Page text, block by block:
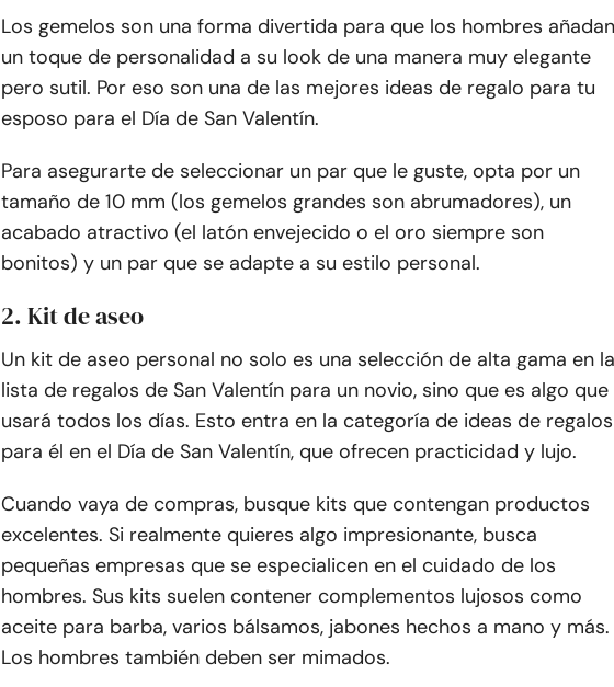
Los gemelos son una forma divertida para que los hombres añadan
un toque de personalidad a su look de una manera muy elegante
pero sutil. Por eso son una de las mejores ideas de regalo para tu
esposo para el Día de San Valentín.
Para asegurarte de seleccionar un par que le guste, opta por un
tamaño de 10 mm (los gemelos grandes son abrumadores), un
acabado atractivo (el latón envejecido o el oro siempre son
bonitos) y un par que se adapte a su estilo personal.
2. Kit de aseo
Un kit de aseo personal no solo es una selección de alta gama en la
lista de regalos de San Valentín para un novio, sino que es algo que
usará todos los días. Esto entra en la categoría de ideas de regalos
para él en el Día de San Valentín, que ofrecen practicidad y lujo.
Cuando vaya de compras, busque kits que contengan productos
excelentes. Si realmente quieres algo impresionante, busca
pequeñas empresas que se especialicen en el cuidado de los
hombres. Sus kits suelen contener complementos lujosos como
aceite para barba, varios bálsamos, jabones hechos a mano y más.
Los hombres también deben ser mimados.